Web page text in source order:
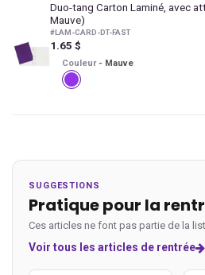
Duo-tang Carton Laminé, avec
Mauve)
#LAM-CARD-DT-FAST
1.65 $
Couleur - Mauve
SUGGESTIONS
Pratique pour la
Ces articles ne font pas partie de la
Voir tous les articles de rentrée